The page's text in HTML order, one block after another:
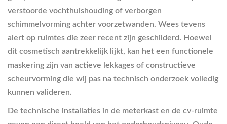
verstoorde vochthuishouding of verborgen
schimmelvorming achter voorzetwanden. Wees tevens
alert op ruimtes die zeer recent zijn geschilderd. Hoewel
dit cosmetisch aantrekkelijk lijkt, kan het een functionele
maskering zijn van actieve lekkages of constructieve
scheurvorming die wij pas na technisch onderzoek volledig
kunnen valideren.
De technische installaties in de meterkast en de cv-ruimte